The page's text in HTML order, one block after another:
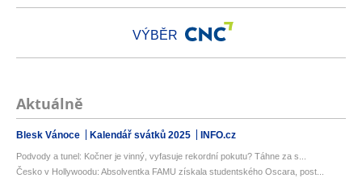
VÝBĚR
Aktuálně
Blesk Vánoce Kalendář svátků 2025 INFO.cz
Podvody a tunel: Kočner je vinný, vyfasuje rekordní pokutu? Táhne za s...
Česko v Hollywoodu: Absolventka FAMU získala studentského Oscara, post...